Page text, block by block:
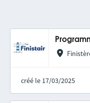
créé le 17/03/2025